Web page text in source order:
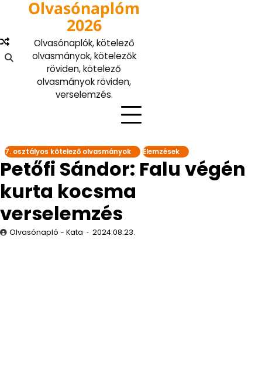
content
Olvasónaplóm
2026
Olvasónaplók, kötelező
olvasmányok, kötelezők
röviden, kötelező
olvasmányok röviden,
verselemzés.
7. osztályos kötelező olvasmányok Elemzések
Petőfi Sándor: Falu végén
kurta kocsma
verselemzés
Olvasónapló - Kata 2024.08.23.